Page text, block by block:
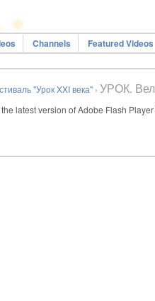
Channels Featured Videos
"Урок XXI века" › УРОК.
latest version of Adobe Flash